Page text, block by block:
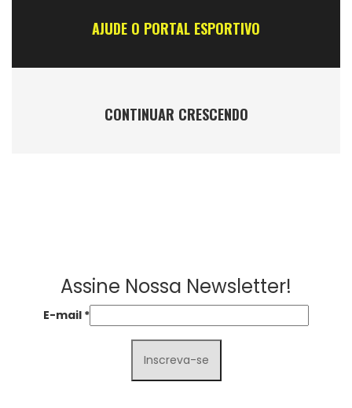
AJUDE O PORTAL ESPORTIVO
CONTINUAR CRESCENDO
Assine Nossa Newsletter!
E-mail *